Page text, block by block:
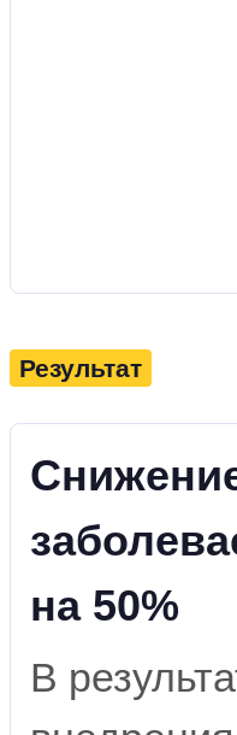
Результат
на 50%
В